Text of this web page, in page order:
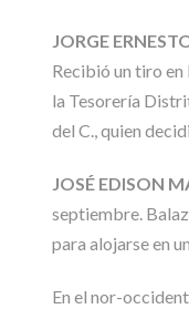
JORGE
Recibió un tiro en
la Tesorería
del C., quien
JOSÉ EDISON
septiembre.
para alojarse en
En el nor-